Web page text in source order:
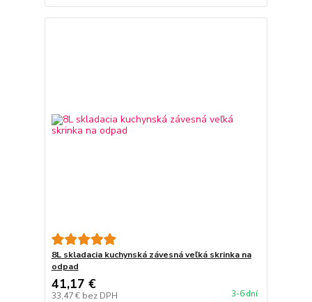
8L skladacia kuchynská závesná veľká skrinka na
odpad
41,17 €
33,47 € bez DPH 3-6 dní